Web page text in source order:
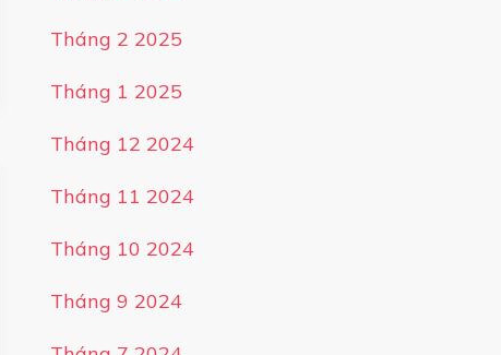
Tháng 2 2025
Tháng 1 2025
Tháng 12 2024
Tháng 11 2024
Tháng 10 2024
Tháng 9 2024